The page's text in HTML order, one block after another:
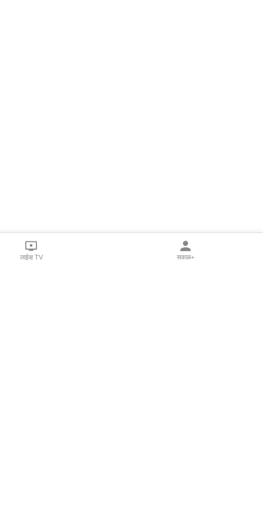
लाईव्ह TV सकाळ+